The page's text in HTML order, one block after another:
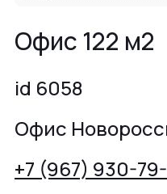
Офис 122 м2
id 6058
Офис
+7 (967) 930-